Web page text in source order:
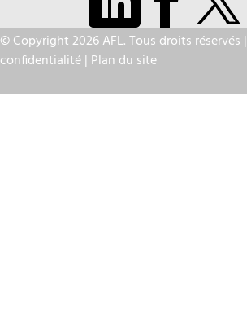
© Copyright 2026 AFL. Tous droits réservés |
confidentialité| Plan du site